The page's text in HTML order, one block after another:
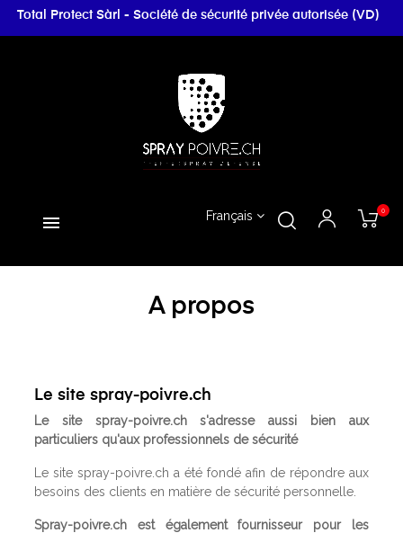
Total Protect Sàrl - Société de sécurité privée autorisée (VD)
0
Français
A propos
Le site spray-poivre.ch
Le site spray-poivre.ch s'adresse aussi bien aux
particuliers qu'aux professionnels de sécurité
Le site spray-poivre.ch a été fondé afin de répondre aux
besoins des clients en matière de sécurité personnelle.
Spray-poivre.ch est égalementfournisseur pour les